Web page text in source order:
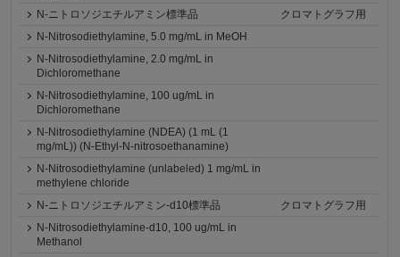
N-ニトロソジエチルアミン標準品
クロマトグラフ用
N-Nitrosodiethylamine, 5.0 mg/mL in MeOH
N-Nitrosodiethylamine, 2.0 mg/mL in
Dichloromethane
N-Nitrosodiethylamine, 100 ug/mL in
Dichloromethane
N-Nitrosodiethylamine (NDEA) (1 mL (1
mg/mL)) (N-Ethyl-N-nitrosoethanamine)
N-Nitrosodiethylamine (unlabeled) 1 mg/mL in
methylene chloride
N-ニトロソジエチルアミン-d10標準品
クロマトグラフ用
N-Nitrosodiethylamine-d10, 100 ug/mL in
Methanol